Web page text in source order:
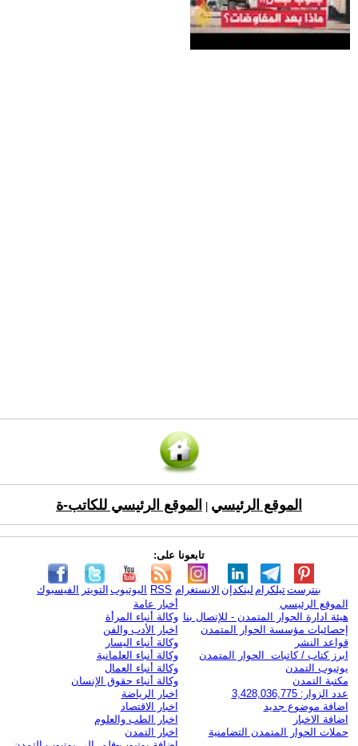
الموقع الرئيسي الموقع الرئيسي للكاتب-ة
تابعونا على:
الفيسبوك التويتر اليوتيوب RSS الانستغرام لينكدإن تيلكرامبنترست
الموقع الرئيسي
هيئة ادارة الحوار المتمدن - للإتصال بنا
إحصائيات مؤسسة الحوار المتمدن
قواعد النشر
ابرز كتاب / كاتبات الحوار المتمدن
يوتيوب التمدن
مكتبة التمدن
عدد الزوار: 3,428,036,775
اضافة موضوع جديد
اضافة الاخبار
حملات الحوار المتمدن التضامنية
أخبار عامة
وكالة أنباء المرأة
اخبار الأدب والفن
وكالة أنباء اليسار
وكالة أنباء العلمانية
وكالة أنباء العمال
وكالة أنباء حقوق الإنسان
اخبار الرياضة
اخبار الاقتصاد
اخبار الطب والعلوم
اخبار التمدن